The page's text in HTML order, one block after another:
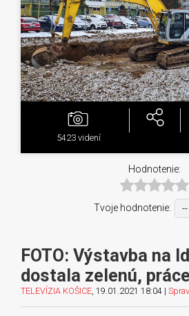
5423 videní
Hodnotenie:
Tvoje hodnotenie:
FOTO: Výstavba na
dostala zelenú,
TELEVÍZIA KOŠICE , 19.01.2021 18:04 |